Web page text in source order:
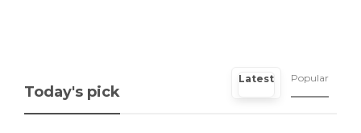
Today's pick
Latest Popular